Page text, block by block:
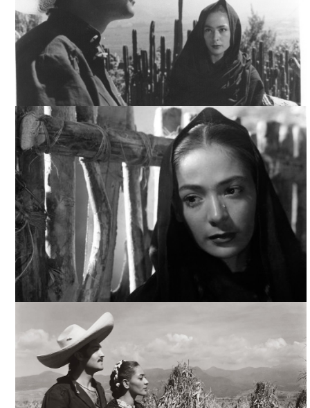
PUEBLERINA, ARCHIVO CINETECA NACIONAL